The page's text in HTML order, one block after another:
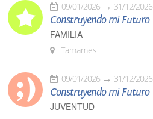
09/01/2026 31/12/2026
Construyendo mi Futuro
FAMILIA
Tamames
09/01/2026 31/12/2026
Construyendo mi Futuro
JUVENTUD